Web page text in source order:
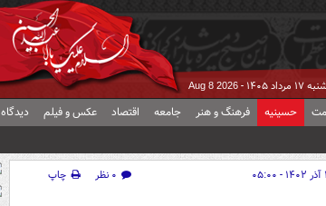
شنبه ۱۷ مرداد ۱۴۰۵ - Aug 8 2026
حسینیه فرهنگ و هنر جامعه اقتصاد عکس و فیلم دیدگاه
۰ نظر
چاپ